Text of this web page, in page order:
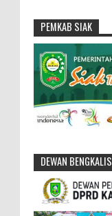
PEMKAB SIAK
DEWAN BENGKALIS